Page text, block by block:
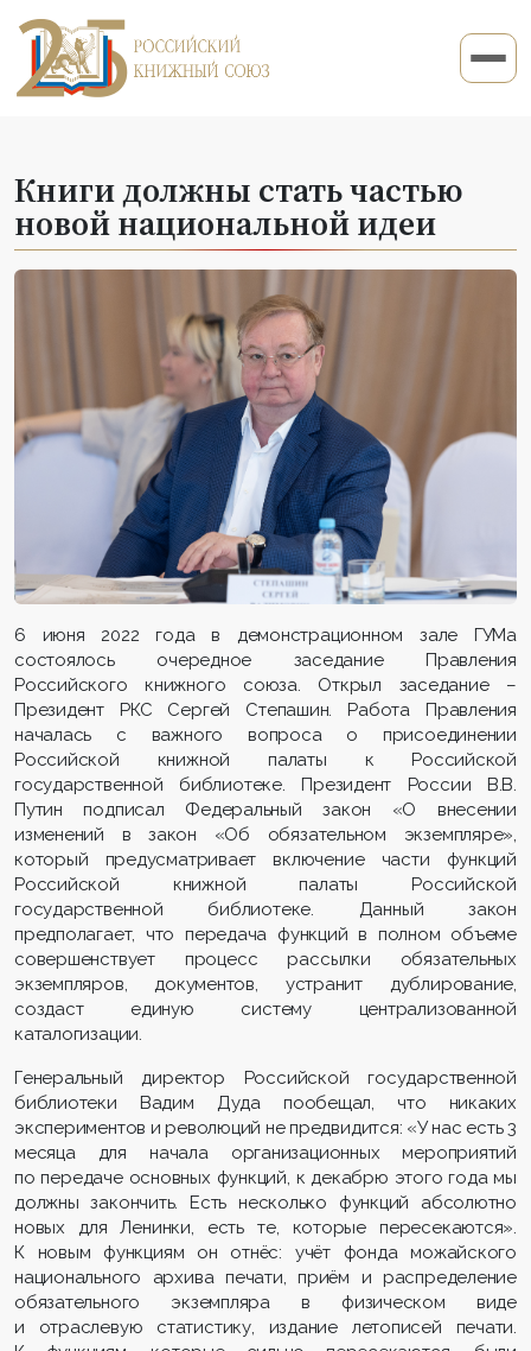
Книги должны стать частью
новой национальной идеи
6 июня 2022 года в демонстрационном зале ГУМа
состоялось очередное заседание Правления
Российского книжного союза. Открыл заседание –
Президент РКС Сергей Степашин. Работа Правления
началась с важного вопроса о присоединении
Российской книжной палаты к Российской
государственной библиотеке. Президент России В.В.
Путин подписал Федеральный закон «О внесении
изменений в закон «Об обязательном экземпляре»,
который предусматривает включение части функций
Российской книжной палаты Российской
государственной библиотеке. Данный закон
предполагает, что передача функций в полном объеме
совершенствует процесс рассылки обязательных
экземпляров, документов, устранит дублирование,
создаст единую систему централизованной
каталогизации.
Генеральный директор Российской государственной
библиотеки Вадим Дуда пообещал, что никаких
экспериментов и революций не предвидится: «У нас есть 3
месяца для начала организационных мероприятий
по передаче основных функций, к декабрю этого года мы
должны закончить. Есть несколько функций абсолютно
новых для Ленинки, есть те, которые пересекаются».
К новым функциям он отнёс: учёт фонда можайского
национального архива печати, приём и распределение
обязательного экземпляра в физическом виде
и отраслевую статистику, издание летописей печати.